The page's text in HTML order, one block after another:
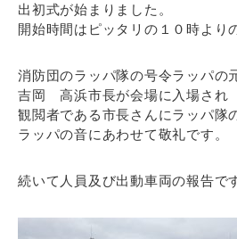
出初式が始まりました。
開始時間はピッタリの１０時より
消防団のラッパ隊の号令ラッパの
吉岡 高浜市長が会場に入場され
観閲者である市長さんにラッパ隊
ラッパの音にあわせて敬礼です。
続いて人員及び出動車両の報告で